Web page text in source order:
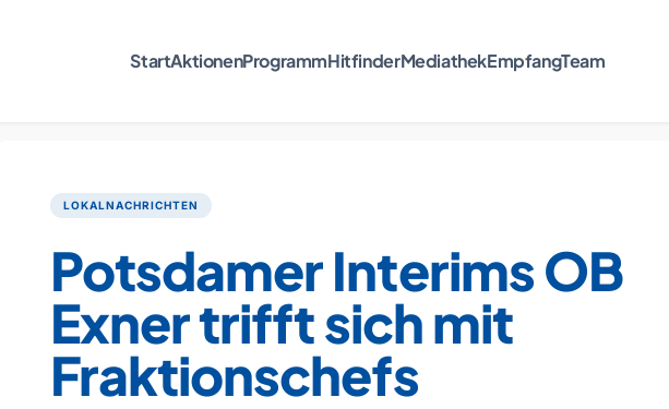
StartAktionenProgrammHitfinderMediathekEmpfangTeam
LOKALNACHRICHTEN
Potsdamer Interims OB
Exner trifft sich mit
Fraktionschefs